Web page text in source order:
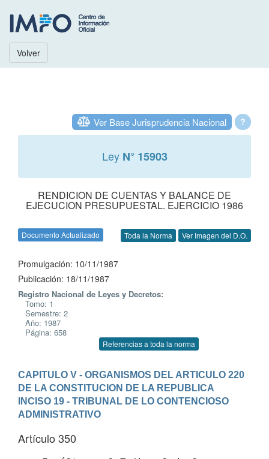
Volver
?
Ver Base Jurisprudencia Nacional
Ley N° 15903
RENDICION DE CUENTAS Y BALANCE DE
EJECUCION PRESUPUESTAL. EJERCICIO 1986
Documento Actualizado Toda la Norma Ver Imagen del D.O.
Promulgación: 10/11/1987
Publicación: 18/11/1987
Registro Nacional de Leyes y Decretos:
Tomo: 1
Semestre: 2
Año: 1987
Página: 658
Referencias a toda la norma
CAPITULO V - ORGANISMOS DEL ARTICULO 220
DE LA CONSTITUCION DE LA REPUBLICA
INCISO 19 - TRIBUNAL DE LO CONTENCIOSO
ADMINISTRATIVO
Artículo 350